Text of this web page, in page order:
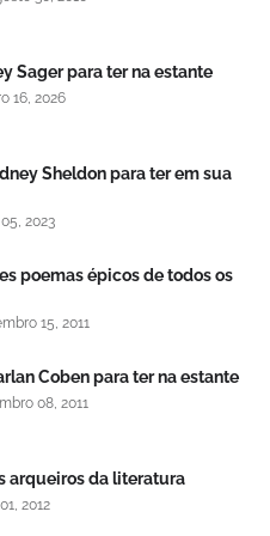
Sager para ter na estante
16, 2026
Sheldon para ter em sua
2023
poemas épicos de todos os
15, 2011
Coben para ter na estante
08, 2011
arqueiros da literatura
2012